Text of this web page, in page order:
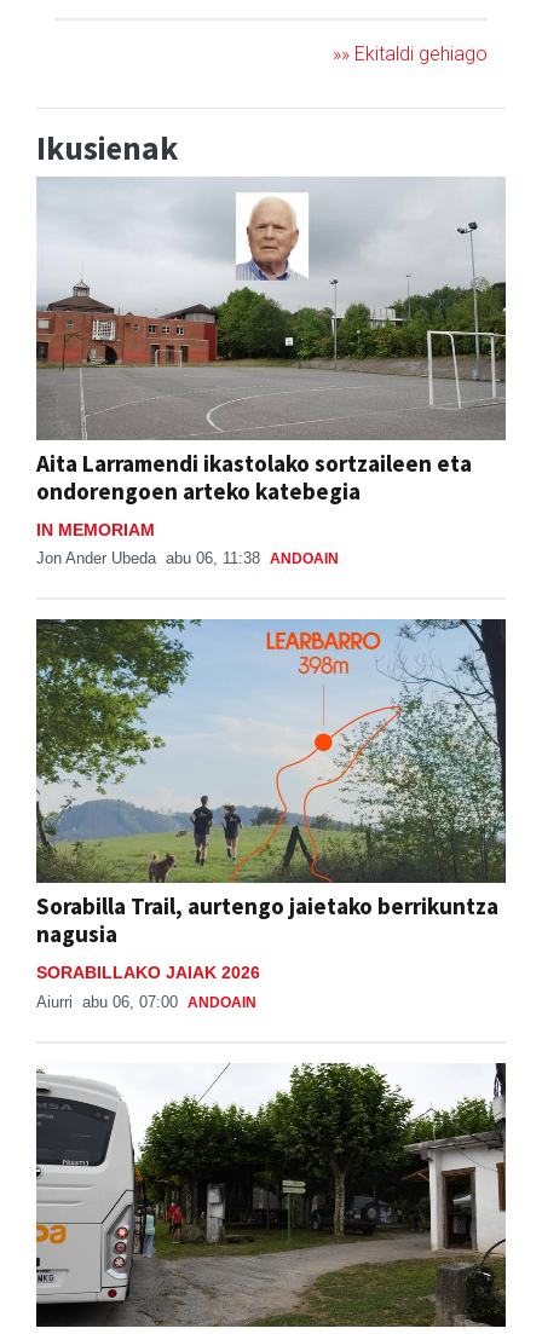
»» Ekitaldi gehiago
Ikusienak
Aita Larramendi ikastolako sortzaileen eta
ondorengoen arteko katebegia
IN MEMORIAM
Jon Ander Ubeda abu 06, 11:38 ANDOAIN
Sorabilla Trail, aurtengo jaietako berrikuntza
nagusia
SORABILLAKO JAIAK 2026
Aiurri abu 06, 07:00 ANDOAIN